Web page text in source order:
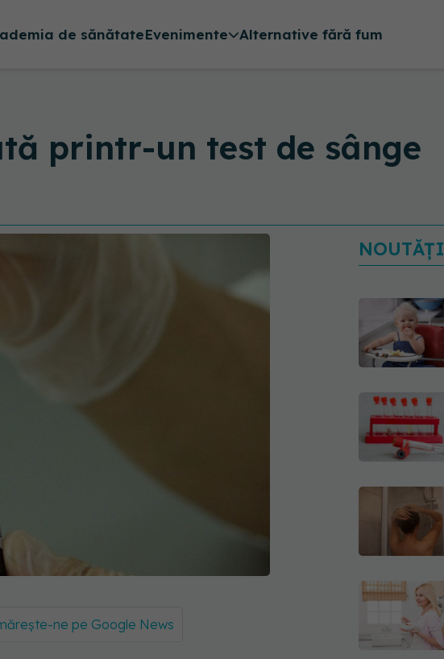
de sănătateEvenimente Alternative fără fum
printr-un test de sânge
ne pe Google News
NOUTĂȚI